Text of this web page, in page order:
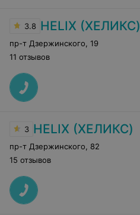
3.8 HELIX (ХЕЛИКС)
пр-т Дзержинского, 19
11 отзывов
3 HELIX (ХЕЛИКС)
пр-т Дзержинского
82
15 отзывов